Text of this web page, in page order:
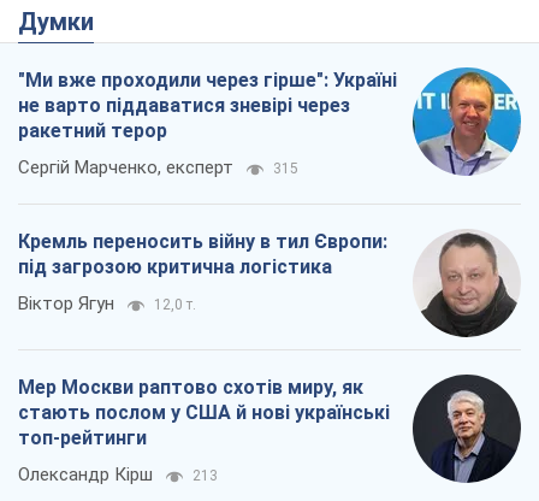
Думки
"Ми вже проходили через гірше": Україні
не варто піддаватися зневірі через
ракетний терор
Сергій Марченко, експерт 315
Кремль переносить війну в тил Європи:
під загрозою критична логістика
Віктор Ягун 12,0 т.
Мер Москви раптово схотів миру, як
стають послом у США й нові українські
топ-рейтинги
Олександр Кірш 213